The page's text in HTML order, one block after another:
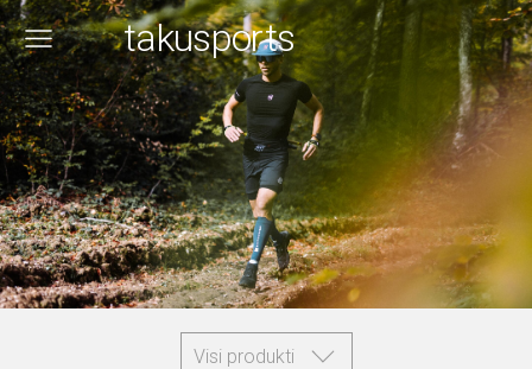
takusports
Visi produkti